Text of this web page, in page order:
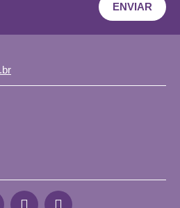
ENVIAR